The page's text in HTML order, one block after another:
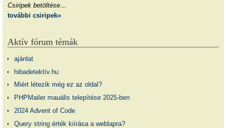
Csiripek betöltése…
további csiripek»
Aktív fórum témák
ajánlat
hibadetektív.hu
Miért létezik még ez az oldal?
PHPMailer mauális telepítése 2025-ben
2024 Advent of Code
Query string érték kiírása a weblapra?